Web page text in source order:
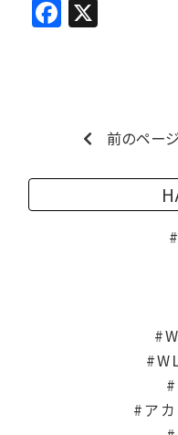
Facebook
前のページ
ア